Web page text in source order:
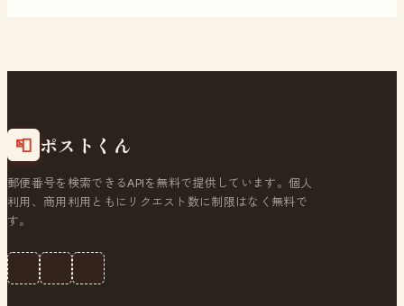
📮 ポストくん
郵便番号を検索できるAPIを無料で提供しています。個人
利用、商用利用ともにリクエスト数に制限はなく無料で
す。